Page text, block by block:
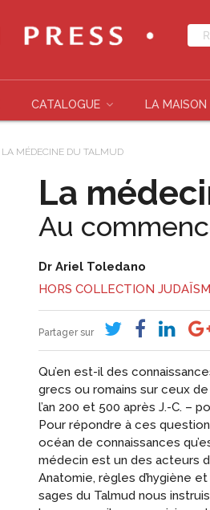
CATALOGUE LA MAISON
LA MÉDECINE DU TALMUD
La
Au
Dr Ariel Toledano
HORS COLLECTION
Partager sur
Qu’en est-il des
grecs ou romains sur ceux
l’an 200 et 500 après J.-C. –
Pour répondre à ces
océan de connaissances
médecin est un des acteurs
Anatomie, règles d’hygiène
sages du Talmud nous